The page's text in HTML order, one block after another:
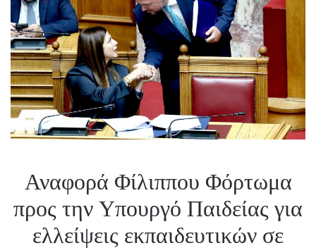
Αναφορά Φίλιππου Φόρτωμα
προς την Υπουργό Παιδείας για
ελλείψεις εκπαιδευτικών σε